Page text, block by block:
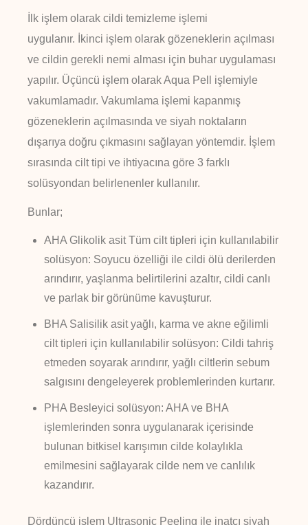
İlk işlem olarak cildi temizleme işlemi
uygulanır. İkinci işlem olarak gözeneklerin açılması
ve cildin gerekli nemi alması için buhar uygulaması
yapılır. Üçüncü işlem olarak Aqua Pell işlemiyle
vakumlamadır. Vakumlama işlemi kapanmış
gözeneklerin açılmasında ve siyah noktaların
dışarıya doğru çıkmasını sağlayan yöntemdir. İşlem
sırasında cilt tipi ve ihtiyacına göre 3 farklı
solüsyondan belirlenenler kullanılır.
Bunlar;
AHA Glikolik asit Tüm cilt tipleri için kullanılabilir
solüsyon: Soyucu özelliği ile cildi ölü derilerden
arındırır, yaşlanma belirtilerini azaltır, cildi canlı
ve parlak bir görünüme kavuşturur.
BHA Salisilik asit yağlı, karma ve akne eğilimli
cilt tipleri için kullanılabilir solüsyon: Cildi tahriş
etmeden soyarak arındırır, yağlı ciltlerin sebum
salgısını dengeleyerek problemlerinden kurtarır.
PHA Besleyici solüsyon: AHA ve BHA
işlemlerinden sonra uygulanarak içerisinde
bulunan bitkisel karışımın cilde kolaylıkla
emilmesini sağlayarak cilde nem ve canlılık
kazandırır.
Dördüncü işlem Ultrasonic Peeling ile inatçı siyah